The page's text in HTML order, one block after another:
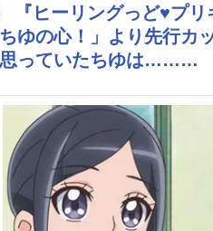
ゲーム・アプリ 音楽
最新記事一覧
声優記事一覧
『ヒーリングっど♥プ
ゆの心！」より先行
思っていたちゆは………